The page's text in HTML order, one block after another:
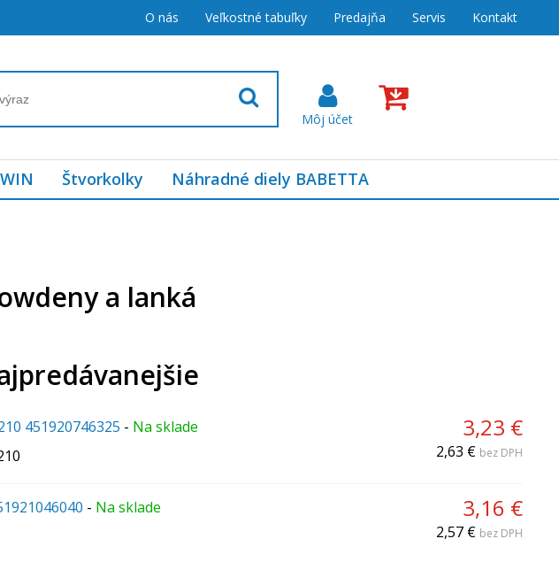
O nás Veľkostné tabuľky Predajňa Servis Kontakt
Štvorkolky Náhradné diely BABETTA
a lanká
451920746325 - Na sklade
3,23 €
2,63 € bez DPH
- Na sklade
3,16 €
2,57 € bez DPH